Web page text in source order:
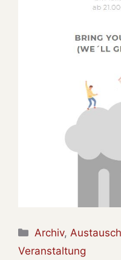
Kategorien
Archiv,Austausch
Veranstaltung